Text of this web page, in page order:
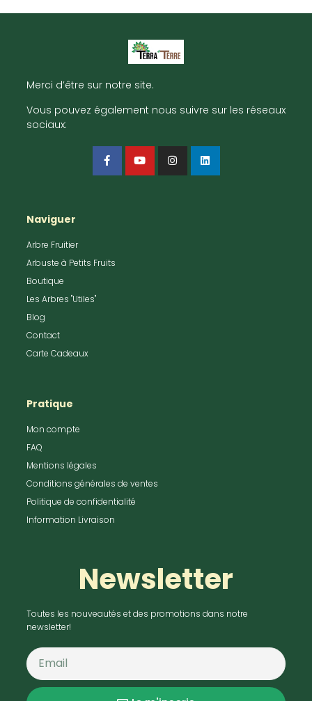
Merci d’être sur notre site.
Vous pouvez également nous suivre sur les réseaux
sociaux:
Naviguer
Arbre Fruitier
Arbuste à Petits Fruits
Boutique
Les Arbres "Utiles"
Blog
Contact
Carte Cadeaux
Pratique
Mon compte
FAQ
Mentions légales
Conditions générales de ventes
Politique de confidentialité
Information Livraison
Newsletter
Toutes les nouveautés et des promotions dans notre
newsletter!